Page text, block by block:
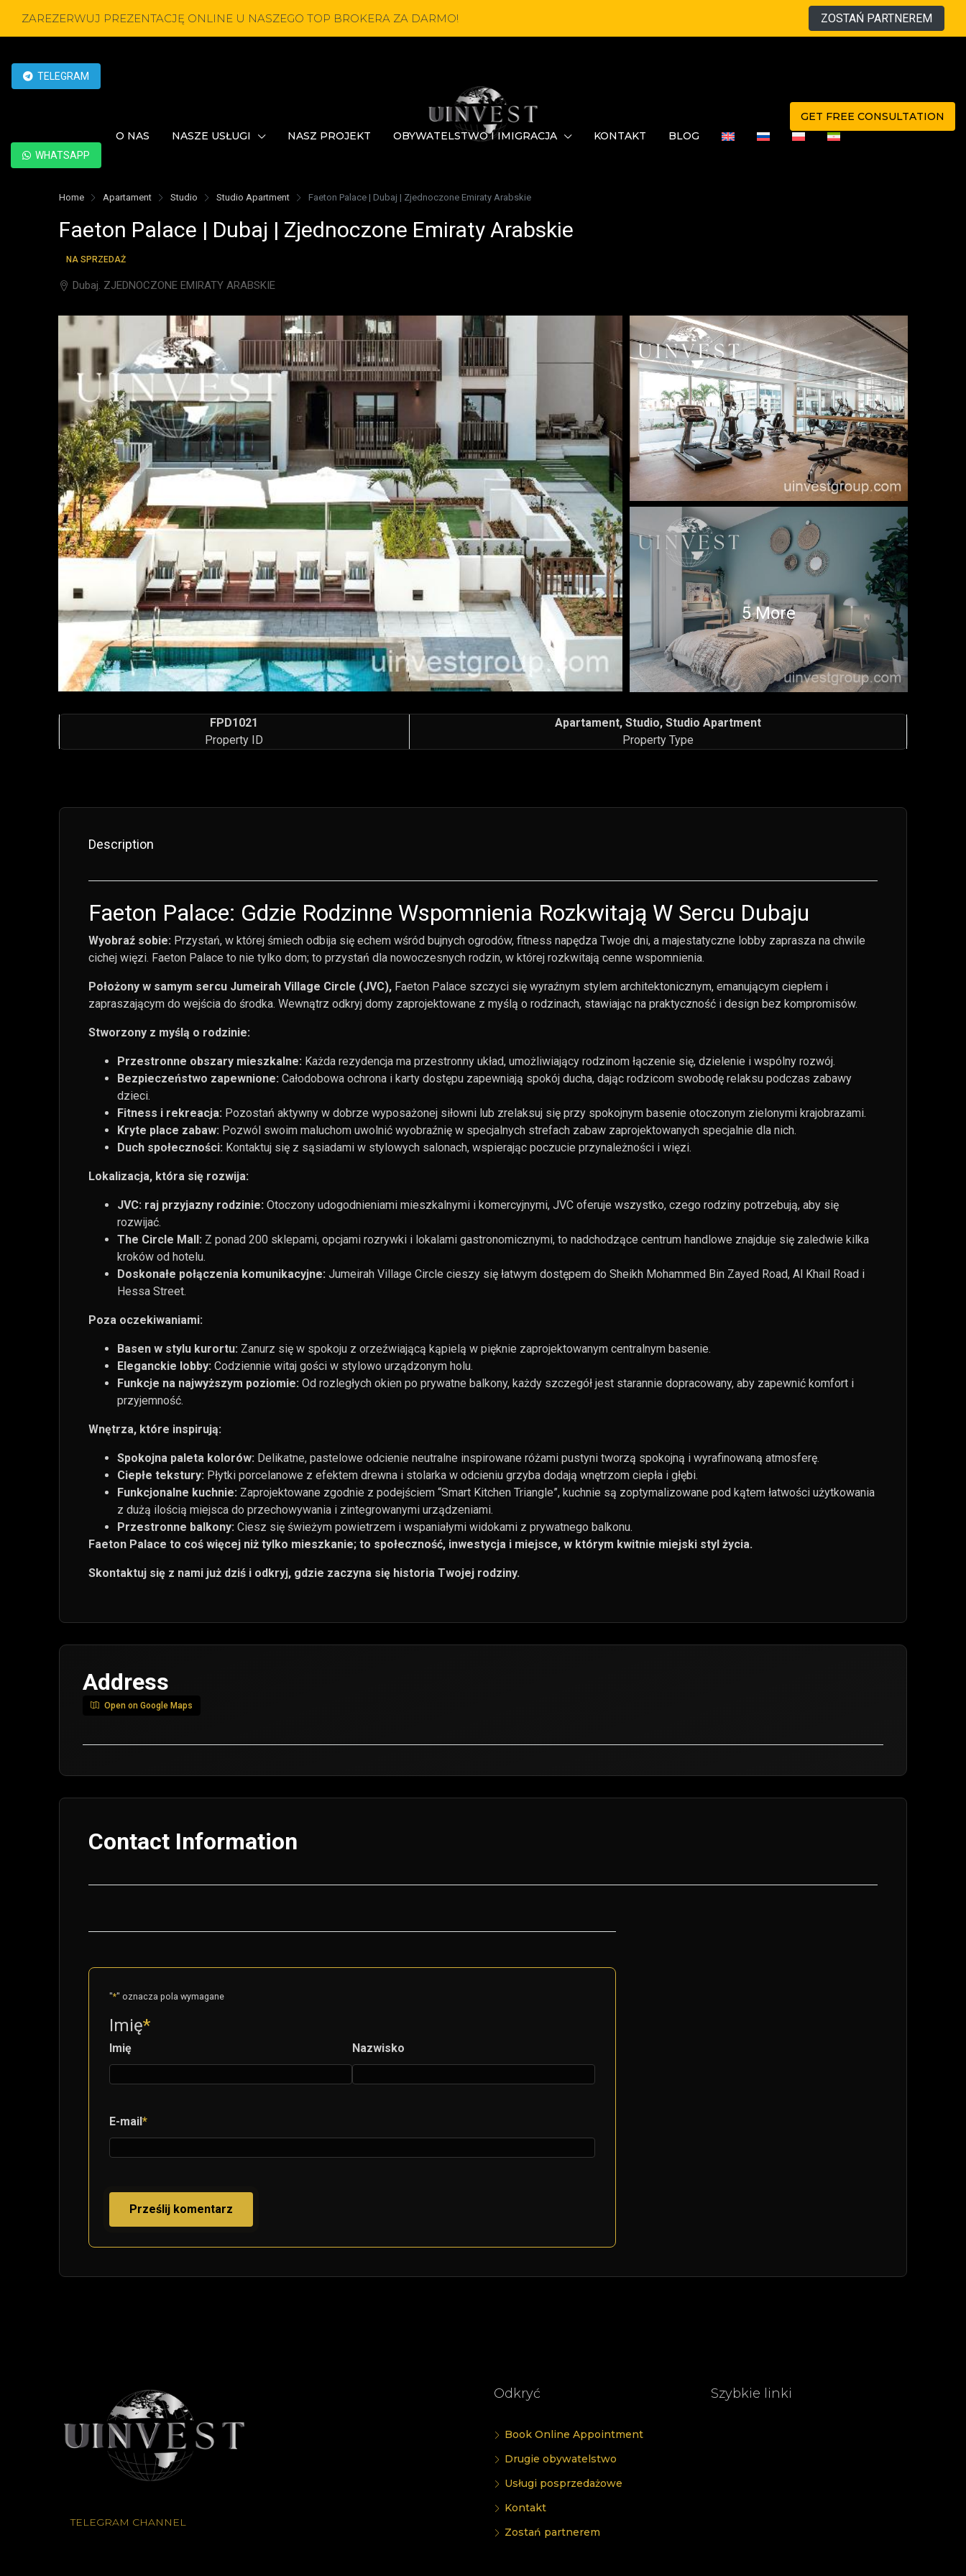
ZAREZERWUJ PREZENTACJĘ ONLINE U NASZEGO TOP BROKERA ZA DARMO! ZOSTAŃ PARTNEREM
TELEGRAM
WHATSAPP
GET FREE CONSULTATION
O NAS
NASZE USŁUGI NASZ PROJEKT OBYWATELSTWO I IMIGRACJA KONTAKT BLOG
Home Apartament Studio Studio Apartment Faeton Palace | Dubaj | Zjednoczone Emiraty Arabskie
Faeton Palace | Dubaj | Zjednoczone Emiraty Arabskie
NA SPRZEDAŻ
Dubaj. ZJEDNOCZONE EMIRATY ARABSKIE
5 More
FPD1021
Property ID
Apartament, Studio, Studio Apartment
Property Type
Description
Faeton Palace: Gdzie Rodzinne Wspomnienia Rozkwitają W Sercu Dubaju
Wyobraź sobie: Przystań, w której śmiech odbija się echem wśród bujnych ogrodów, fitness napędza Twoje dni, a majestatyczne lobby zaprasza na chwile
cichej więzi. Faeton Palace to nie tylko dom; to przystań dla nowoczesnych rodzin, w której rozkwitają cenne wspomnienia.
Położony w samym sercu Jumeirah Village Circle (JVC), Faeton Palace szczyci się wyraźnym stylem architektonicznym, emanującym ciepłem i
zapraszającym do wejścia do środka. Wewnątrz odkryj domy zaprojektowane z myślą o rodzinach, stawiając na praktyczność i design bez kompromisów.
Stworzony z myślą o rodzinie:
Przestronne obszary mieszkalne: Każda rezydencja ma przestronny układ, umożliwiający rodzinom łączenie się, dzielenie i wspólny rozwój.
Bezpieczeństwo zapewnione: Całodobowa ochrona i karty dostępu zapewniają spokój ducha, dając rodzicom swobodę relaksu podczas zabawy
dzieci.
Fitness i rekreacja: Pozostań aktywny w dobrze wyposażonej siłowni lub zrelaksuj się przy spokojnym basenie otoczonym zielonymi krajobrazami.
Kryte place zabaw: Pozwól swoim maluchom uwolnić wyobraźnię w specjalnych strefach zabaw zaprojektowanych specjalnie dla nich.
Duch społeczności: Kontaktuj się z sąsiadami w stylowych salonach, wspierając poczucie przynależności i więzi.
Lokalizacja, która się rozwija:
JVC: raj przyjazny rodzinie: Otoczony udogodnieniami mieszkalnymi i komercyjnymi, JVC oferuje wszystko, czego rodziny potrzebują, aby się
rozwijać.
The Circle Mall: Z ponad 200 sklepami, opcjami rozrywki i lokalami gastronomicznymi, to nadchodzące centrum handlowe znajduje się zaledwie kilka
kroków od hotelu.
Doskonałe połączenia komunikacyjne: Jumeirah Village Circle cieszy się łatwym dostępem do Sheikh Mohammed Bin Zayed Road, Al Khail Road i
Hessa Street.
Poza oczekiwaniami:
Basen w stylu kurortu: Zanurz się w spokoju z orzeźwiającą kąpielą w pięknie zaprojektowanym centralnym basenie.
Eleganckie lobby: Codziennie witaj gości w stylowo urządzonym holu.
Funkcje na najwyższym poziomie: Od rozległych okien po prywatne balkony, każdy szczegół jest starannie dopracowany, aby zapewnić komfort i
przyjemność.
Wnętrza, które inspirują:
Spokojna paleta kolorów: Delikatne, pastelowe odcienie neutralne inspirowane różami pustyni tworzą spokojną i wyrafinowaną atmosferę.
Ciepłe tekstury: Płytki porcelanowe z efektem drewna i stolarka w odcieniu grzyba dodają wnętrzom ciepła i głębi.
Funkcjonalne kuchnie: Zaprojektowane zgodnie z podejściem “Smart Kitchen Triangle”, kuchnie są zoptymalizowane pod kątem łatwości użytkowania
z dużą ilością miejsca do przechowywania i zintegrowanymi urządzeniami.
Przestronne balkony: Ciesz się świeżym powietrzem i wspaniałymi widokami z prywatnego balkonu.
Faeton Palace to coś więcej niż tylko mieszkanie; to społeczność, inwestycja i miejsce, w którym kwitnie miejski styl życia.
Skontaktuj się z nami już dziś i odkryj, gdzie zaczyna się historia Twojej rodziny.
Address
Open on Google Maps
Contact Information
"*" oznacza pola wymagane
Imię*
Imię Nazwisko
E-mail *
TELEGRAM CHANNEL
Odkryć
Book Online Appointment
Drugie obywatelstwo
Usługi posprzedażowe
Kontakt
Zostań partnerem
Szybkie linki